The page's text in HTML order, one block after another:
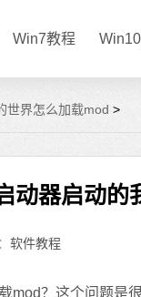
Win7教程
世界怎么加载mod >
动器启动的
软件教程
？这个问题是